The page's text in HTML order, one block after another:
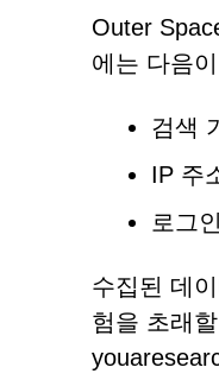
Outer
에는 다음
검색
IP 주
로그
수집된 데
험을 초래